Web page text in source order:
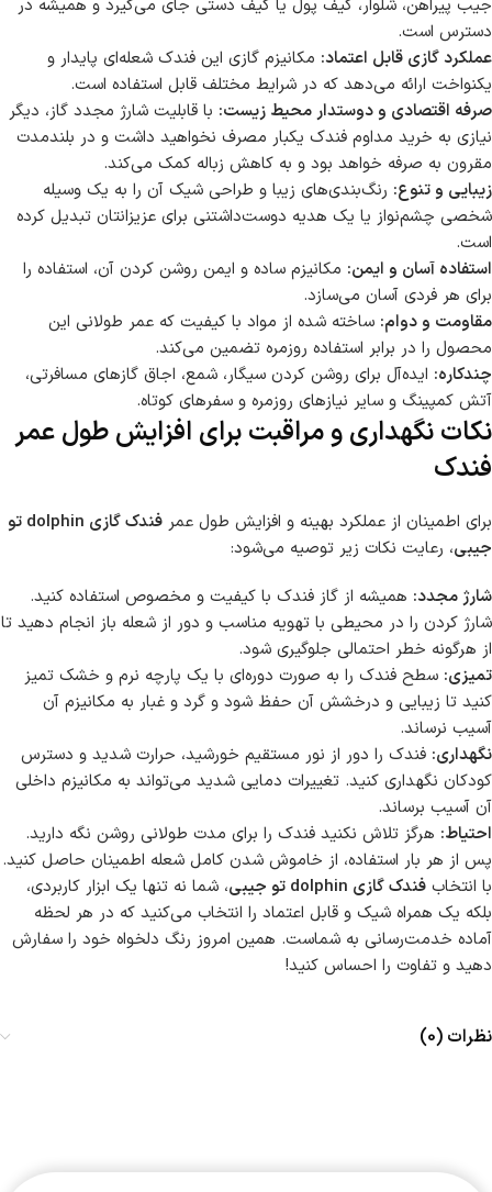
جیب پیراهن، شلوار، کیف پول یا کیف دستی جای می‌گیرد و همیشه در
دسترس است.
عملکرد گازی قابل اعتماد: مکانیزم گازی این فندک شعله‌ای پایدار و
یکنواخت ارائه می‌دهد که در شرایط مختلف قابل استفاده است.
صرفه اقتصادی و دوستدار محیط زیست: با قابلیت شارژ مجدد گاز، دیگر
نیازی به خرید مداوم فندک یکبار مصرف نخواهید داشت و در بلندمدت
مقرون به صرفه خواهد بود و به کاهش زباله کمک می‌کند.
زیبایی و تنوع: رنگ‌بندی‌های زیبا و طراحی شیک آن را به یک وسیله
شخصی چشم‌نواز یا یک هدیه دوست‌داشتنی برای عزیزانتان تبدیل کرده
است.
استفاده آسان و ایمن: مکانیزم ساده و ایمن روشن کردن آن، استفاده را
برای هر فردی آسان می‌سازد.
مقاومت و دوام: ساخته شده از مواد با کیفیت که عمر طولانی این
محصول را در برابر استفاده روزمره تضمین می‌کند.
چندکاره: ایده‌آل برای روشن کردن سیگار، شمع، اجاق گازهای مسافرتی،
آتش کمپینگ و سایر نیازهای روزمره و سفرهای کوتاه.
نکات نگهداری و مراقبت برای افزایش طول عمر
فندک
برای اطمینان از عملکرد بهینه و افزایش طول عمر
فندک گازی dolphin تو
جیبی، رعایت نکات زیر توصیه می‌شود:
شارژ مجدد: همیشه از گاز فندک با کیفیت و مخصوص استفاده کنید.
شارژ کردن را در محیطی با تهویه مناسب و دور از شعله باز انجام دهید تا
از هرگونه خطر احتمالی جلوگیری شود.
تمیزی: سطح فندک را به صورت دوره‌ای با یک پارچه نرم و خشک تمیز
کنید تا زیبایی و درخشش آن حفظ شود و گرد و غبار به مکانیزم آن
آسیب نرساند.
نگهداری: فندک را دور از نور مستقیم خورشید، حرارت شدید و دسترس
کودکان نگهداری کنید. تغییرات دمایی شدید می‌تواند به مکانیزم داخلی
آن آسیب برساند.
احتیاط: هرگز تلاش نکنید فندک را برای مدت طولانی روشن نگه دارید.
پس از هر بار استفاده، از خاموش شدن کامل شعله اطمینان حاصل کنید.
با انتخاب فندک گازی dolphin تو جیبی
، شما نه تنها یک ابزار کاربردی،
بلکه یک همراه شیک و قابل اعتماد را انتخاب می‌کنید که در هر لحظه
آماده خدمت‌رسانی به شماست. همین امروز رنگ دلخواه خود را سفارش
دهید و تفاوت را احساس کنید!
نظرات (0)